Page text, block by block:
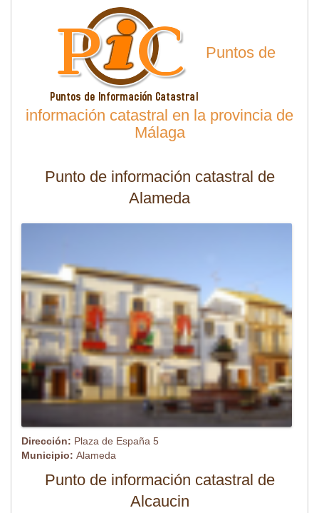
Puntos de
información catastral en la provincia de
Málaga
Punto de información catastral de
Alameda
Dirección: Plaza de España 5
Municipio: Alameda
Punto de información catastral de
Alcaucin